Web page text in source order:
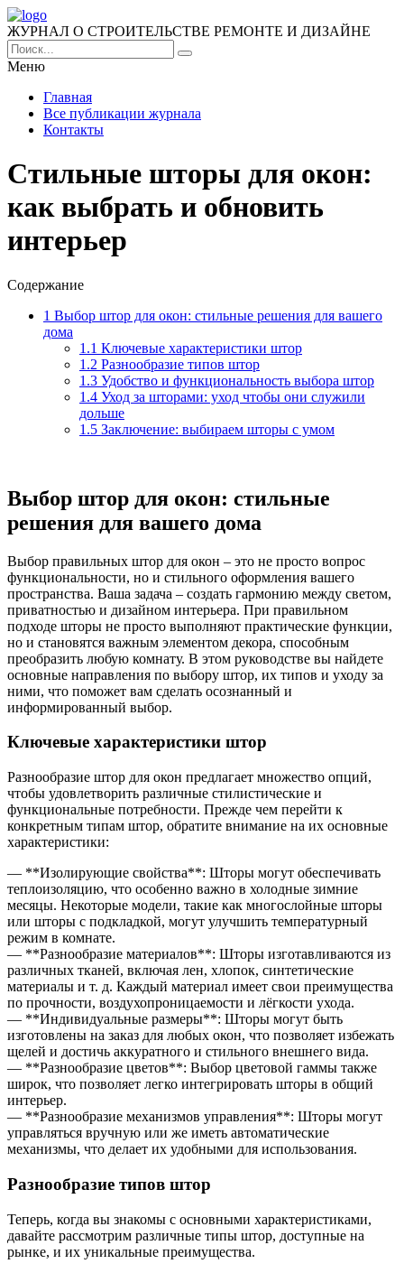
ЖУРНАЛ О СТРОИТЕЛЬСТВЕ РЕМОНТЕ И ДИЗАЙНЕ
Меню
Главная
Все публикации журнала
Контакты
Стильные шторы для окон:
как выбрать и обновить
интерьер
Содержание
1 Выбор штор для окон: стильные решения для вашего
дома
1.1 Ключевые характеристики штор
1.2 Разнообразие типов штор
1.3 Удобство и функциональность выбора штор
1.4 Уход за шторами: уход чтобы они служили
дольше
1.5 Заключение: выбираем шторы с умом
Выбор штор для окон: стильные
решения для вашего дома
Выбор правильных штор для окон – это не просто вопрос
функциональности, но и стильного оформления вашего
пространства. Ваша задача – создать гармонию между светом,
приватностью и дизайном интерьера. При правильном
подходе шторы не просто выполняют практические функции,
но и становятся важным элементом декора, способным
преобразить любую комнату. В этом руководстве вы найдете
основные направления по выбору штор, их типов и уходу за
ними, что поможет вам сделать осознанный и
информированный выбор.
Ключевые характеристики штор
Разнообразие штор для окон предлагает множество опций,
чтобы удовлетворить различные стилистические и
функциональные потребности. Прежде чем перейти к
конкретным типам штор, обратите внимание на их основные
характеристики:
— **Изолирующие свойства**: Шторы могут обеспечивать
теплоизоляцию, что особенно важно в холодные зимние
месяцы. Некоторые модели, такие как многослойные шторы
или шторы с подкладкой, могут улучшить температурный
режим в комнате.
— **Разнообразие материалов**: Шторы изготавливаются из
различных тканей, включая лен, хлопок, синтетические
материалы и т. д. Каждый материал имеет свои преимущества
по прочности, воздухопроницаемости и лёгкости ухода.
— **Индивидуальные размеры**: Шторы могут быть
изготовлены на заказ для любых окон, что позволяет избежать
щелей и достичь аккуратного и стильного внешнего вида.
— **Разнообразие цветов**: Выбор цветовой гаммы также
широк, что позволяет легко интегрировать шторы в общий
интерьер.
— **Разнообразие механизмов управления**: Шторы могут
управляться вручную или же иметь автоматические
механизмы, что делает их удобными для использования.
Разнообразие типов штор
Теперь, когда вы знакомы с основными характеристиками,
давайте рассмотрим различные типы штор, доступные на
рынке, и их уникальные преимущества.